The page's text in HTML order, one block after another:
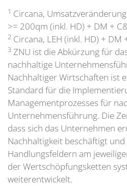
1 Circana, Umsatzveränderung
>= 200qm (inkl. HD) + DM +
2 Circana, LEH (inkl. HD) + DM
3 ZNU ist die Abkürzung für
nachhaltige
Nachhaltiger Wirtschaften ist
Standard für die
Managementprozesses für
Unternehmensführung. Die
dass sich das Unternehmen
Nachhaltigkeit beschäftigt
Handlungsfeldern am
der Wertschöpfungsketten
weiterentwickelt.